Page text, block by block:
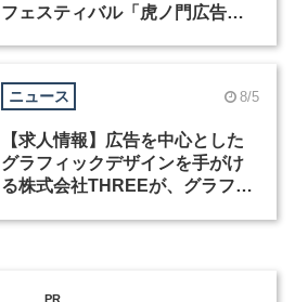
フェスティバル「虎ノ門広告
ニュース 8/5
【求人情報】広告を中心とした
グラフィックデザインを手がけ
る株式会社THREEが、グラフィ
PR